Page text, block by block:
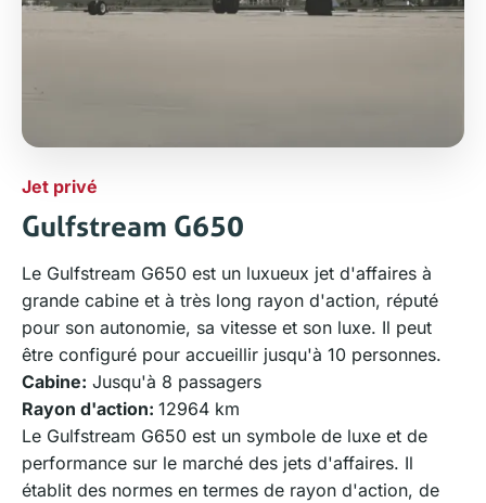
Jet privé
Gulfstream G650
Le Gulfstream G650 est un luxueux jet d'affaires à
grande cabine et à très long rayon d'action, réputé
pour son autonomie, sa vitesse et son luxe. Il peut
être configuré pour accueillir jusqu'à 10 personnes.
Cabine: Jusqu'à 8 passagers
Rayon d'action: 12964 km
Le Gulfstream G650 est un symbole de luxe et de
performance sur le marché des jets d'affaires. Il
établit des normes en termes de rayon d'action, de